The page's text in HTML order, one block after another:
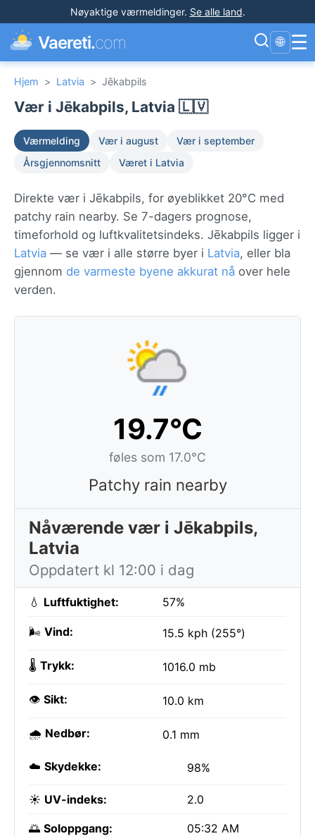
Nøyaktige værmeldinger. Se alle land.
Vaereti.com 🌐 ☰
Hjem > Latvia > Jēkabpils
Vær i Jēkabpils, Latvia 🇱🇻
Værmelding Vær i august
Vær i september
Årsgjennomsnitt
Været i Latvia
Direkte vær i Jēkabpils, for øyeblikket 20°C med
patchy rain nearby. Se 7-dagers prognose,
timeforhold og luftkvalitetsindeks. Jēkabpils ligger i
Latvia — se vær i alle større byer i Latvia, eller bla
gjennom de varmeste byene akkurat nå over hele
verden.
19.7°C
føles som 17.0°C
Patchy rain nearby
Nåværende vær i Jēkabpils,
Latvia
Oppdatert kl 12:00 i dag
💧 Luftfuktighet: 57%
🌬️ Vind: 15.5 kph (255°)
🌡️ Trykk: 1016.0 mb
👁️ Sikt: 10.0 km
🌧️ Nedbør: 0.1 mm
☁️ Skydekke: 98%
☀️ UV-indeks: 2.0
🌅 Soloppgang: 05:32 AM